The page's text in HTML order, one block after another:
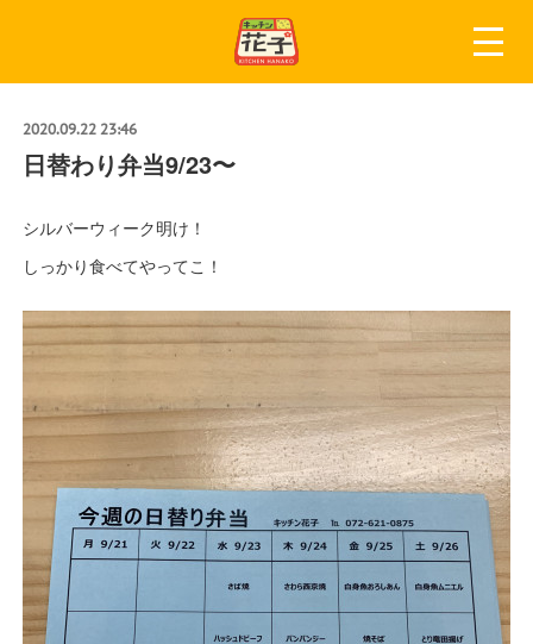
2020.09.22 23:46
日替わり弁当9/23〜
シルバーウィーク明け！
しっかり食べてやってこ！